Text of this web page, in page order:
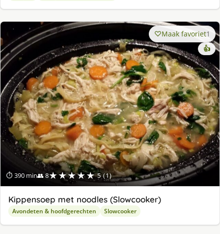
⏱ 390 min👥 8★★★★★ 5 (1)
Maak favoriet1
👍
Kippensoep met noodles (Slowcooker)
Avondeten & hoofdgerechten Slowcooker